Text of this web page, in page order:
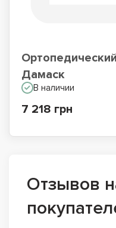
Дамаск
В наличии
7 218 грн
Отзывов